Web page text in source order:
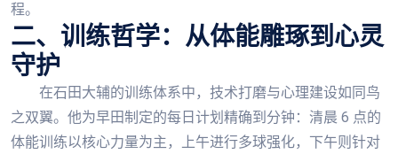
程。
二、训练哲学：从体能雕琢到心灵
守护
在石田大辅的训练体系中，技术打磨与心理建设如同鸟
之双翼。他为早田制定的每日计划精确到分钟：清晨 6 点的
体能训练以核心力量为主，上午进行多球强化，下午则针对